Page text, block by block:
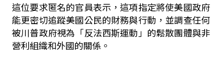
這位要求匿名的官員表示，這項指定將使美國政府
能更密切追蹤美國公民的財務與行動，並調查任何
被川普政府視為「反法西斯運動」的鬆散團體與非
營利組織和外國的關係。